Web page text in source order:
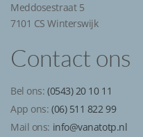
Meddosestraat 5
7101 CS Winterswijk
Contact ons
Bel ons: (0543) 20 10 11
App ons: (06) 511 822 99
Mail ons: info@vanatotp.nl